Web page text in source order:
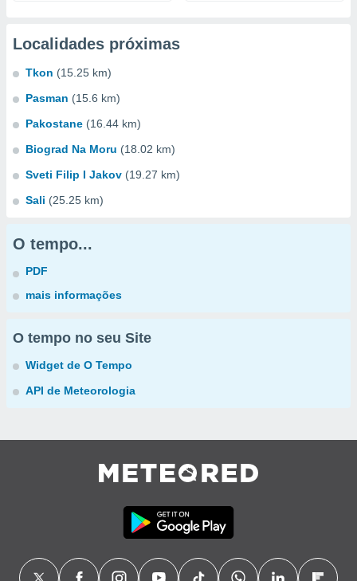
Localidades próximas
Tkon (15.25 km)
Pasman (15.6 km)
Pakostane (16.44 km)
Biograd Na Moru (18.02 km)
Sveti Filip I Jakov (19.27 km)
Sali (25.25 km)
O tempo...
PDF
mais informações
O tempo no seu Site
Widget de O Tempo
API de Meteorologia